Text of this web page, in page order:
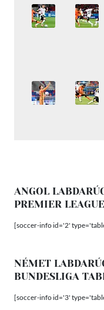
ANGOL
PREMIER
[soccer-info id='2'
NÉMET
BUNDESLIGA
[soccer-info id='3'